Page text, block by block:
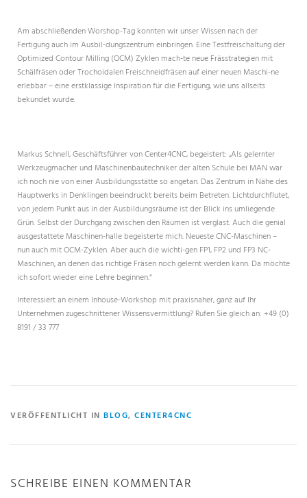
Am abschließenden Worshop-Tag konnten wir unser Wissen nach der
Fertigung auch im Ausbil-dungszentrum einbringen. Eine Testfreischaltung der
Optimized Contour Milling (OCM) Zyklen mach-te neue Frässtrategien mit
Schälfräsen oder Trochoidalen Freischneidfräsen auf einer neuen Maschi-ne
erlebbar – eine erstklassige Inspiration für die Fertigung, wie uns allseits
bekundet wurde.
Markus Schnell, Geschäftsführer von Center4CNC, begeistert: „Als gelernter
Werkzeugmacher und Maschinenbautechniker der alten Schule bei MAN war
ich noch nie von einer Ausbildungsstätte so angetan. Das Zentrum in Nähe des
Hauptwerks in Denklingen beeindruckt bereits beim Betreten. Lichtdurchflutet,
von jedem Punkt aus in der Ausbildungsräume ist der Blick ins umliegende
Grün. Selbst der Durchgang zwischen den Räumen ist verglast. Auch die genial
ausgestattete Maschinen-halle begeisterte mich. Neueste CNC-Maschinen –
nun auch mit OCM-Zyklen. Aber auch die wichti-gen FP1, FP2 und FP3 NC-
Maschinen, an denen das richtige Fräsen noch gelernt werden kann. Da möchte
ich sofort wieder eine Lehre beginnen.“
Interessiert an einem Inhouse-Workshop mit praxisnaher, ganz auf Ihr
Unternehmen zugeschnittener Wissensvermittlung? Rufen Sie gleich an: +49 (0)
8191 / 33 777
VERÖFFENTLICHT IN BLOG, CENTER4CNC
SCHREIBE EINEN KOMMENTAR